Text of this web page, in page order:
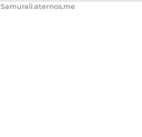
Samuraii.aternos.me